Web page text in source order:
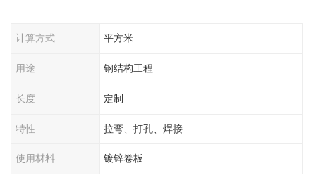
计算方式 平方米
用途 钢结构工程
长度 定制
特性 拉弯、打孔、焊接
使用材料 镀锌卷板